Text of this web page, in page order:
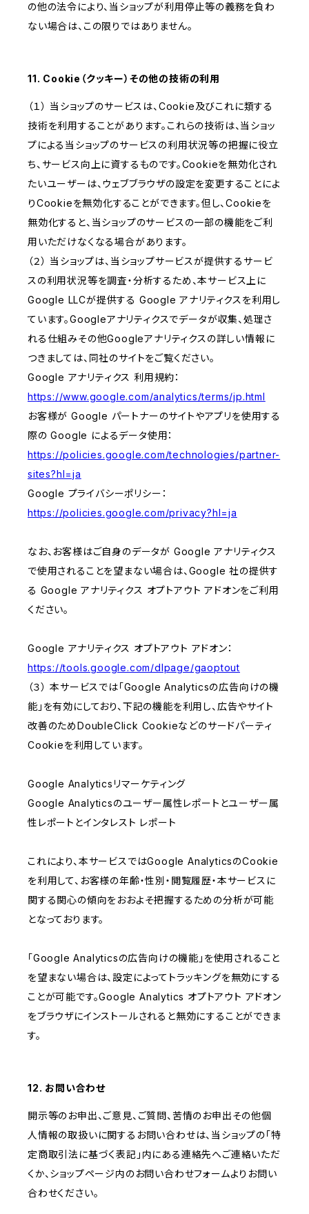
の他の法令により、当ショップが利用停止等の義務を負わ
ない場合は、この限りではありません。
11. Cookie（クッキー）その他の技術の利用
（１） 当ショップのサービスは、Cookie及びこれに類する
技術を利用することがあります。これらの技術は、当ショッ
プによる当ショップのサービスの利用状況等の把握に役立
ち、サービス向上に資するものです。Cookieを無効化され
たいユーザーは、ウェブブラウザの設定を変更することによ
りCookieを無効化することができます。但し、Cookieを
無効化すると、当ショップのサービスの一部の機能をご利
用いただけなくなる場合があります。
（２） 当ショップは、当ショップサービスが提供するサービ
スの利用状況等を調査・分析するため、本サービス上に
Google LLCが提供する Google アナリティクスを利用し
ています。Googleアナリティクスでデータが収集、処理さ
れる仕組みその他Googleアナリティクスの詳しい情報に
つきましては、同社のサイトをご覧ください。
Google アナリティクス 利用規約：
https://www.google.com/analytics/terms/jp.html
お客様が Google パートナーのサイトやアプリを使用する
際の Google によるデータ使用：
https://policies.google.com/technologies/partner-
sites?hl=ja
Google プライバシーポリシー：
https://policies.google.com/privacy?hl=ja
なお、お客様はご自身のデータが Google アナリティクス
で使用されることを望まない場合は、Google 社の提供す
る Google アナリティクス オプトアウト アドオンをご利用
ください。
Google アナリティクス オプトアウト アドオン：
https://tools.google.com/dlpage/gaoptout
（３） 本サービスでは「Google Analyticsの広告向けの機
能」を有効にしており、下記の機能を利用し、広告やサイト
改善のためDoubleClick Cookieなどのサードパーティ
Cookieを利用しています。
Google Analyticsリマーケティング
Google Analyticsのユーザー属性レポートとユーザー属
性レポートとインタレスト レポート
これにより、本サービスではGoogle AnalyticsのCookie
を利用して、お客様の年齢・性別・閲覧履歴・本サービスに
関する関心の傾向をおおよそ把握するための分析が可能
となっております。
「Google Analyticsの広告向けの機能」を使用されること
を望まない場合は、設定によってトラッキングを無効にする
ことが可能です。Google Analytics オプトアウト アドオン
をブラウザにインストールされると無効にすることができま
す。
12. お問い合わせ
開示等のお申出、ご意見、ご質問、苦情のお申出その他個
人情報の取扱いに関するお問い合わせは、当ショップの「特
定商取引法に基づく表記」内にある連絡先へご連絡いただ
くか、ショップページ内のお問い合わせフォームよりお問い
合わせください。